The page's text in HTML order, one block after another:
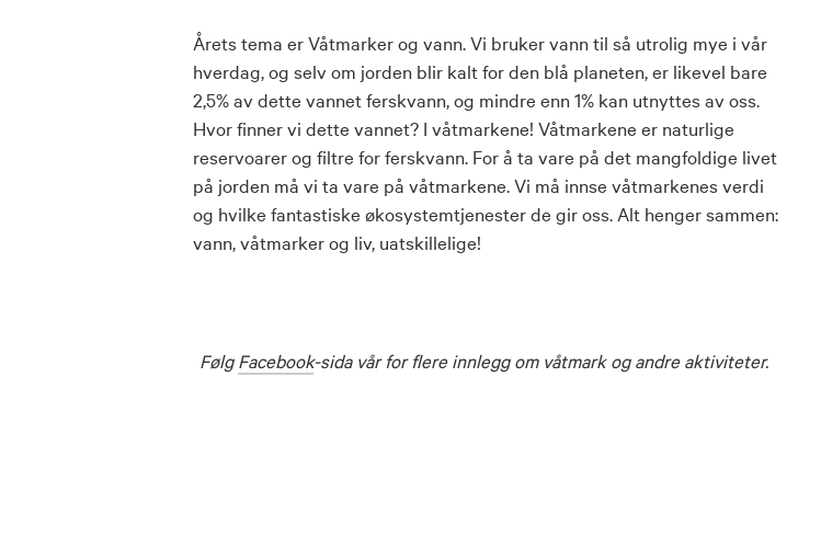
Årets tema er Våtmarker og vann. Vi bruker vann til så utrolig mye i vår
hverdag, og selv om jorden blir kalt for den blå planeten, er likevel bare
2,5% av dette vannet ferskvann, og mindre enn 1% kan utnyttes av oss.
Hvor finner vi dette vannet? I våtmarkene! Våtmarkene er naturlige
reservoarer og filtre for ferskvann. For åta vare på det mangfoldige livet
på jorden må vi ta vare på våtmarkene. Vi må innse våtmarkenes verdi
og hvilke fantastiske økosystemtjenester de gir oss. Alt henger sammen:
vann, våtmarker og liv, uatskillelige!
FølgFacebook-sida vår for flere innlegg om våtmark og andre aktiviteter.